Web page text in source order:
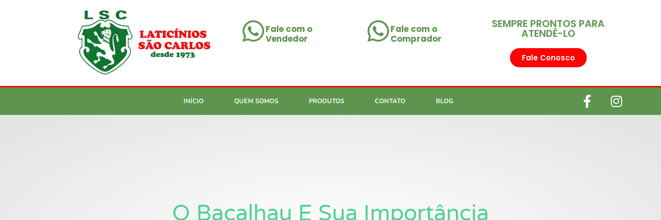
Fale com o
Vendedor
Fale com o
Comprador
SEMPRE PRONTOS PARA
ATENDÊ-LO
Fale Conosco
INÍCIO QUEM SOMOS PRODUTOS CONTATO BLOG
O Bacalhau E Sua Importância